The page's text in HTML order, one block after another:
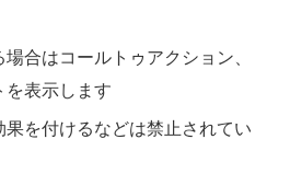
合はコールトゥアクション、
表示します
を付けるなどは禁止されてい